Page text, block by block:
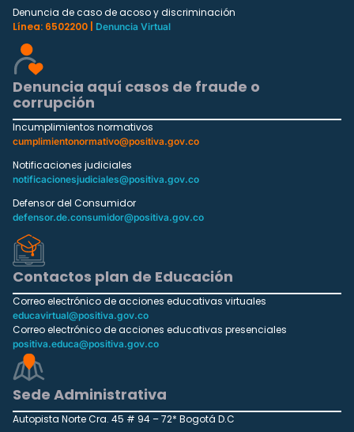
Denuncia de caso de acoso y discriminación
Línea: 6502200 |
Denuncia Virtual
Denuncia aquí casos de fraude o
corrupción
Incumplimientos normativos
cumplimientonormativo@positiva.gov.co
Notificaciones judiciales
notificacionesjudiciales@positiva.gov.co
Defensor del Consumidor
defensor.de.consumidor@positiva.gov.co
Contactos plan de Educación
Correo electrónico de acciones educativas virtuales
educavirtual@positiva.gov.co
Correo electrónico de acciones educativas presenciales
positiva.educa@positiva.gov.co
Sede Administrativa
Autopista Norte Cra. 45 # 94 – 72* Bogotá D.C